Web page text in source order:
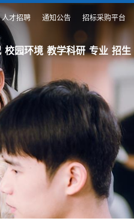
人才招聘 通知公告 招标采购平台
校园环境 教学科研 专业 招生